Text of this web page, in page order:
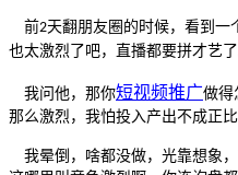
前2天翻朋友圈的时候，看到一
也太激烈了吧，直播都要拼才艺了
我问他，那你短视频推广做得
那么激烈，我怕投入产出不成正比
我晕倒，啥都没做，光靠想象